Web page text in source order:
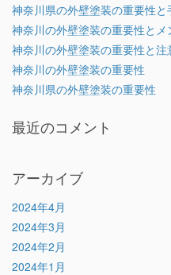
神奈川県の外壁塗装の重要性と
神奈川の外壁塗装の重要性とメ
神奈川の外壁塗装の重要性と注
神奈川の外壁塗装の重要性
神奈川県の外壁塗装の重要性
最近のコメント
アーカイブ
2024年4月
2024年3月
2024年2月
2024年1月